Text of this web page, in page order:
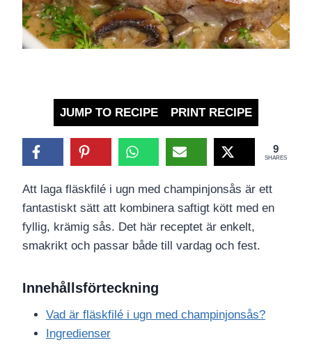
JUMP TO RECIPE PRINT RECIPE
9
SHARES
Att laga fläskfilé i ugn med champinjonsås är ett
fantastiskt sätt att kombinera saftigt kött med en
fyllig, krämig sås. Det här receptet är enkelt,
smakrikt och passar både till vardag och fest.
Innehållsförteckning
Vad är fläskfilé i ugn med champinjonsås?
Ingredienser